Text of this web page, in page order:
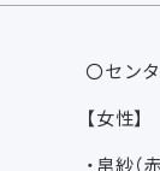
〇セン
【女性】
・帛紗（赤